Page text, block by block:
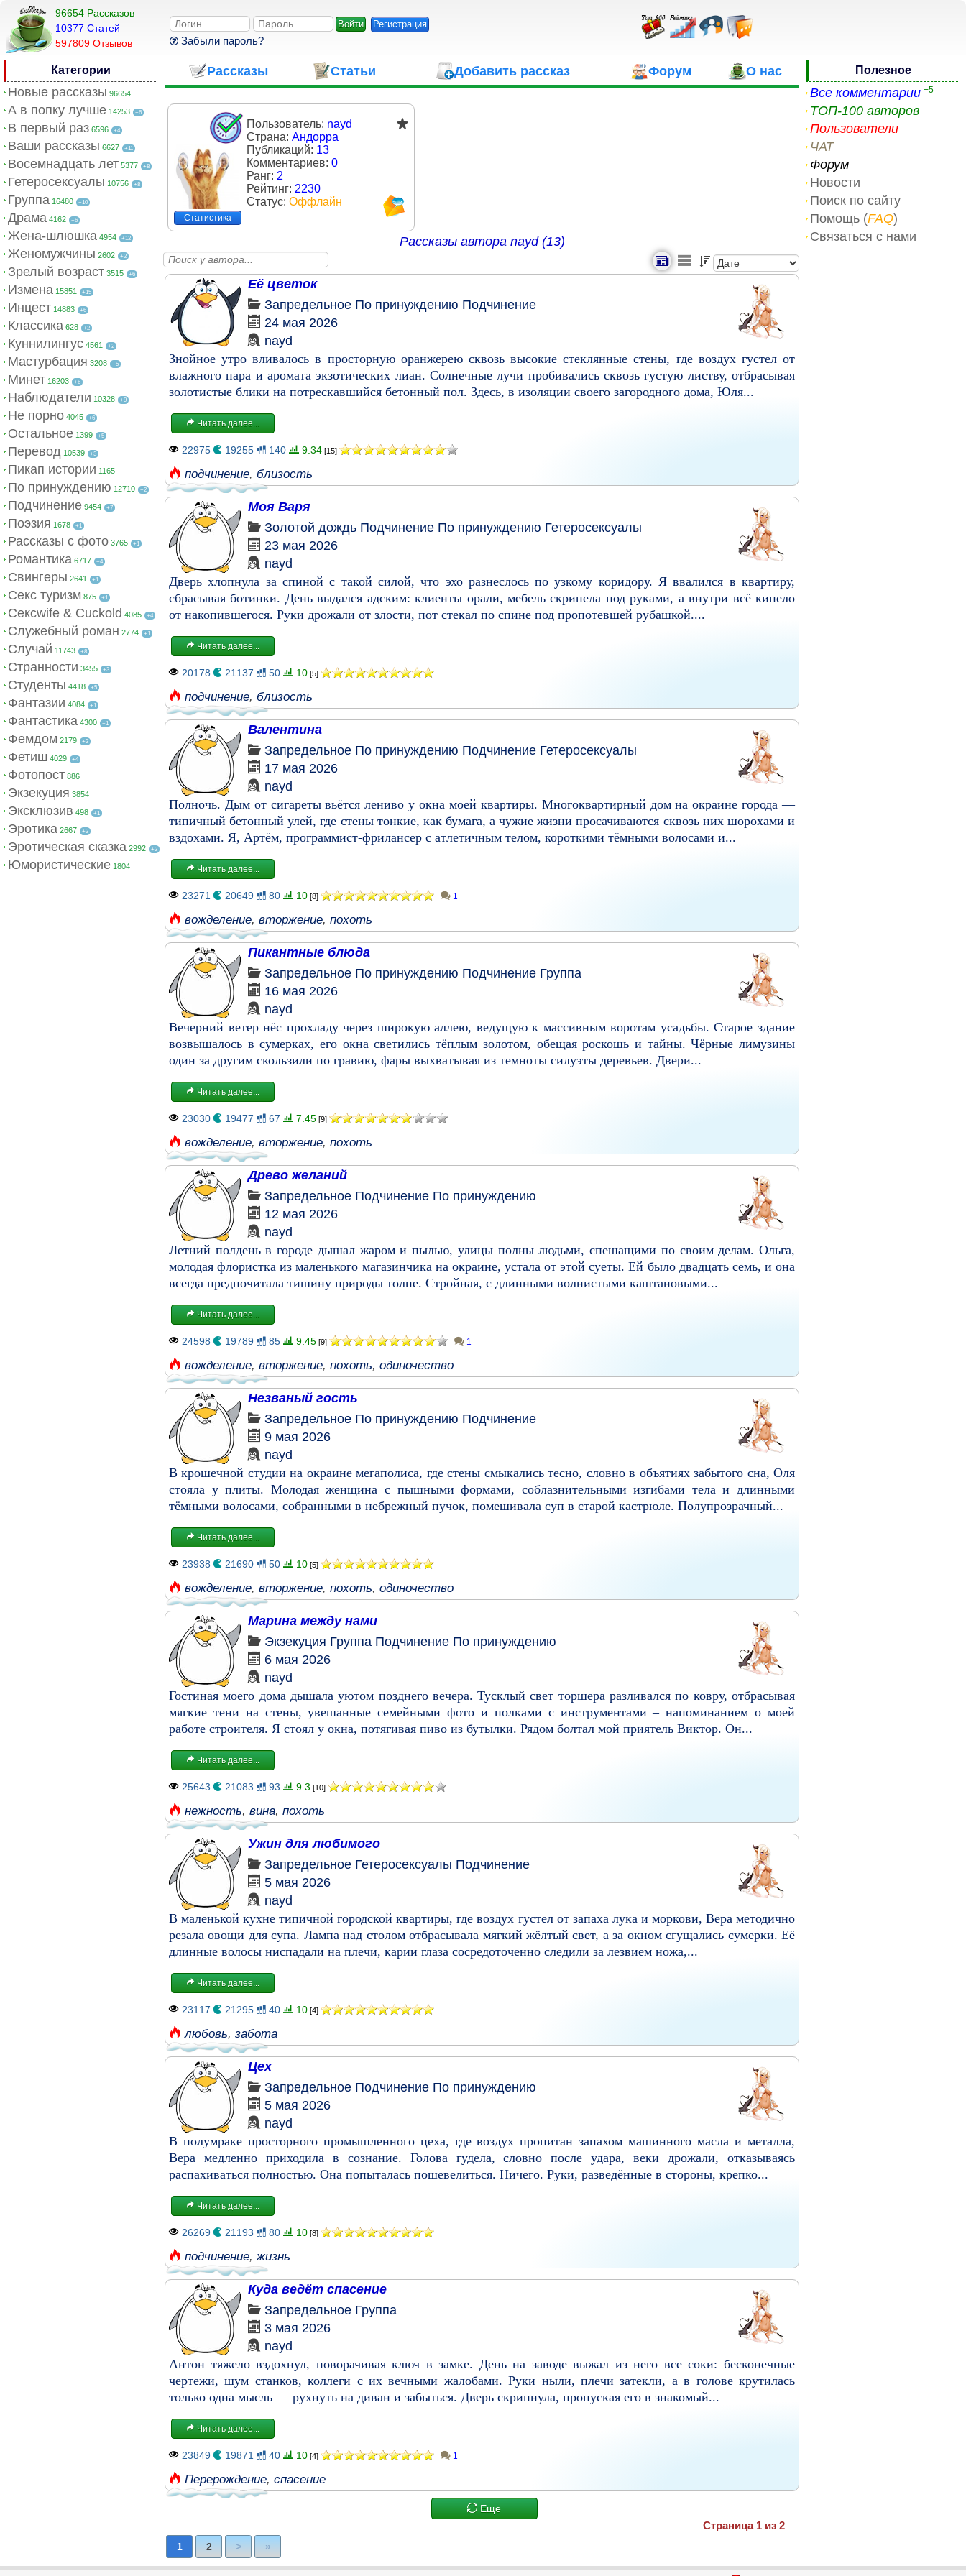
96654 Рассказов
10377 Cтатей
597809 Отзывов
Регистрация
Забыли пароль?
Категории
Новые рассказы 96654
А в попку лучше 14253 +6
В первый раз 6596 +4
Ваши рассказы 6627 +11
Восемнадцать лет 5377 +8
Гетеросексуалы 10756 +8
Группа 16480 +10
Драма 4162 +6
Жена-шлюшка 4954 +12
Женомужчины 2602 +2
Зрелый возраст 3515 +6
Измена 15851 +15
Инцест 14883 +6
Классика 628 +2
Куннилингус 4561 +2
Мастурбация 3208 +5
Минет 16203 +6
Наблюдатели 10328 +9
Не порно 4045 +6
Остальное 1399 +5
Перевод 10539 +3
Пикап истории 1165
По принуждению 12710 +2
Подчинение 9454 +7
Поэзия 1678 +1
Рассказы с фото 3765 +1
Романтика 6717 +4
Свингеры 2641 +1
Секс туризм 875 +1
Сексwife & Cuckold 4085 +4
Служебный роман 2774 +1
Случай 11743 +8
Странности 3455 +3
Студенты 4418 +5
Фантазии 4084 +1
Фантастика 4300 +1
Фемдом 2179 +2
Фетиш 4029 +4
Фотопост 886
Экзекуция 3854
Эксклюзив 498 +1
Эротика 2667 +3
Эротическая сказка 2992 +2
Юмористические 1804
Рассказы Статьи Добавить рассказ Форум О нас
Статистика
Пользователь: nayd
Страна: Андорра
Публикаций: 13
Комментариев: 0
Ранг: 2
Рейтинг: 2230
Статус: Оффлайн
Рассказы автора nayd (13)
Её цветок
Запредельное По принуждению Подчинение
24 мая 2026
nayd
Знойное утро вливалось в просторную оранжерею сквозь высокие стеклянные стены, где воздух густел от
влажного пара и аромата экзотических лиан. Солнечные лучи пробивались сквозь густую листву, отбрасывая
золотистые блики на потрескавшийся бетонный пол. Здесь, в изоляции своего загородного дома, Юля...
Читать далее...
22975 19255 140 9.34 [15]
подчинение, близость
Моя Варя
Золотой дождь Подчинение По принуждению Гетеросексуалы
23 мая 2026
nayd
Дверь хлопнула за спиной с такой силой, что эхо разнеслось по узкому коридору. Я ввалился в квартиру,
сбрасывая ботинки. День выдался адским: клиенты орали, мебель скрипела под руками, а внутри всё кипело
от накопившегося. Руки дрожали от злости, пот стекал по спине под пропотевшей рубашкой....
Читать далее...
20178 21137 50 10 [5]
подчинение, близость
Валентина
Запредельное По принуждению Подчинение Гетеросексуалы
17 мая 2026
nayd
Полночь. Дым от сигареты вьётся лениво у окна моей квартиры. Многоквартирный дом на окраине города —
типичный бетонный улей, где стены тонкие, как бумага, а чужие жизни просачиваются сквозь них шорохами и
вздохами. Я, Артём, программист-фрилансер с атлетичным телом, короткими тёмными волосами и...
Читать далее...
23271 20649 80 10 [8] 1
вожделение, вторжение, похоть
Пикантные блюда
Запредельное По принуждению Подчинение Группа
16 мая 2026
nayd
Вечерний ветер нёс прохладу через широкую аллею, ведущую к массивным воротам усадьбы. Старое здание
возвышалось в сумерках, его окна светились тёплым золотом, обещая роскошь и тайны. Чёрные лимузины
один за другим скользили по гравию, фары выхватывая из темноты силуэты деревьев. Двери...
Читать далее...
23030 19477 67 7.45 [9]
вожделение, вторжение, похоть
Древо желаний
Запредельное Подчинение По принуждению
12 мая 2026
nayd
Летний полдень в городе дышал жаром и пылью, улицы полны людьми, спешащими по своим делам. Ольга,
молодая флористка из маленького магазинчика на окраине, устала от этой суеты. Ей было двадцать семь, и она
всегда предпочитала тишину природы толпе. Стройная, с длинными волнистыми каштановыми...
Читать далее...
24598 19789 85 9.45 [9] 1
вожделение, вторжение, похоть, одиночество
Незваный гость
Запредельное По принуждению Подчинение
9 мая 2026
nayd
В крошечной студии на окраине мегаполиса, где стены смыкались тесно, словно в объятиях забытого сна, Оля
стояла у плиты. Молодая женщина с пышными формами, соблазнительными изгибами тела и длинными
тёмными волосами, собранными в небрежный пучок, помешивала суп в старой кастрюле. Полупрозрачный...
Читать далее...
23938 21690 50 10 [5]
вожделение, вторжение, похоть, одиночество
Марина между нами
Экзекуция Группа Подчинение По принуждению
6 мая 2026
nayd
Гостиная моего дома дышала уютом позднего вечера. Тусклый свет торшера разливался по ковру, отбрасывая
мягкие тени на стены, увешанные семейными фото и полками с инструментами – напоминанием о моей
работе строителя. Я стоял у окна, потягивая пиво из бутылки. Рядом болтал мой приятель Виктор. Он...
Читать далее...
25643 21083 93 9.3 [10]
нежность, вина, похоть
Ужин для любимого
Запредельное Гетеросексуалы Подчинение
5 мая 2026
nayd
В маленькой кухне типичной городской квартиры, где воздух густел от запаха лука и моркови, Вера методично
резала овощи для супа. Лампа над столом отбрасывала мягкий жёлтый свет, а за окном сгущались сумерки. Её
длинные волосы ниспадали на плечи, карии глаза сосредоточенно следили за лезвием ножа,...
Читать далее...
23117 21295 40 10 [4]
любовь, забота
Цех
Запредельное Подчинение По принуждению
5 мая 2026
nayd
В полумраке просторного промышленного цеха, где воздух пропитан запахом машинного масла и металла,
Вера медленно приходила в сознание. Голова гудела, словно после удара, веки дрожали, отказываясь
распахиваться полностью. Она попыталась пошевелиться. Ничего. Руки, разведённые в стороны, крепко...
Читать далее...
26269 21193 80 10 [8]
подчинение,жизнь
Куда ведёт спасение
Запредельное Группа
3 мая 2026
nayd
Антон тяжело вздохнул, поворачивая ключ в замке. День на заводе выжал из него все соки: бесконечные
чертежи, шум станков, коллеги с их вечными жалобами. Руки ныли, плечи затекли, а в голове крутилась
только одна мысль — рухнуть на диван и забыться. Дверь скрипнула, пропуская его в знакомый...
Читать далее...
23849 19871 40 10 [4] 1
Перерождение, спасение
Еще
Страница 1 из 2
1 2 > »
Полезное
Все комментарии +5
ТОП-100 авторов
Пользователи
ЧАТ
Форум
Новости
Поиск по сайту
Помощь (FAQ)
Связаться с нами